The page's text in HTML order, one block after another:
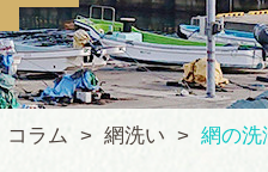
コラム 網洗い 網の洗